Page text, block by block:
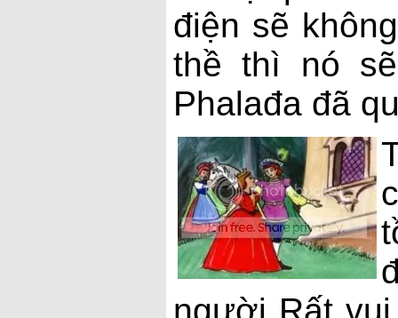
điện sẽ
thề thì nó
Phalađa đã
người Rất